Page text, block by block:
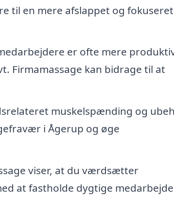
til en mere afslappet og fokuseret
er ofte mere
Firmamassage kan bidrage til at
muskelspænding og
i Ågerup og øge
viser, at du værdsætter
at fastholde dygtige